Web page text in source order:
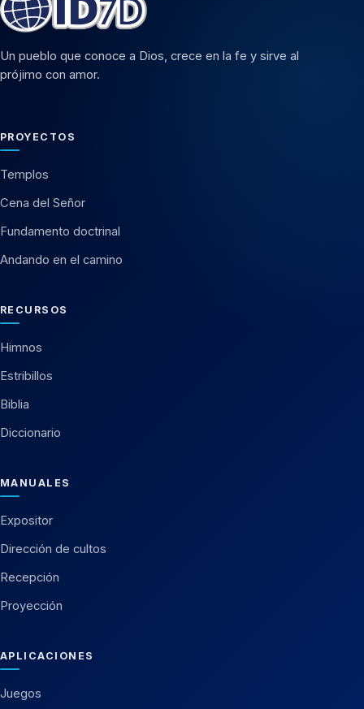
Un pueblo que conoce a Dios, crece en la fe y sirve al
prójimo con amor.
PROYECTOS
Templos
Cena del Señor
Fundamento doctrinal
Andando en el camino
RECURSOS
Himnos
Estribillos
Biblia
Diccionario
MANUALES
Expositor
Dirección de cultos
Recepción
Proyección
APLICACIONES
Juegos